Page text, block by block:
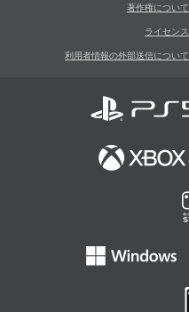
著作権について
ライセンス
利用者情報の外部送信について